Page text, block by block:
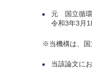
元 国立循
令和3年3月
※当機構は、国
当該論文に